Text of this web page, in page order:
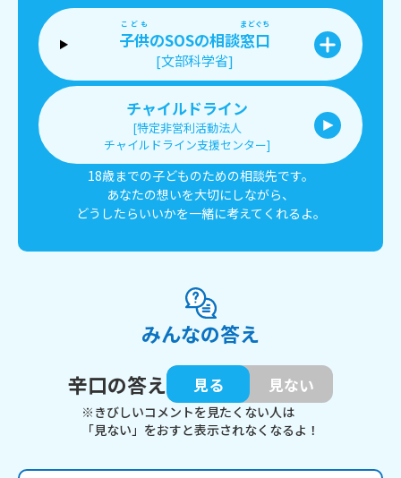
子供
こども
のSOSの相談窓口
まどぐち
[文部科学省]
チャイルドライン
[特定非営利活動法人
チャイルドライン支援センター]
18歳までの子どものための相談先です。
あなたの想いを大切にしながら、
どうしたらいいかを一緒に考えてくれるよ。
みんなの答え
辛口の答え
見る 見ない
※きびしいコメントを見たくない人は
「見ない」をおすと表示されなくなるよ！